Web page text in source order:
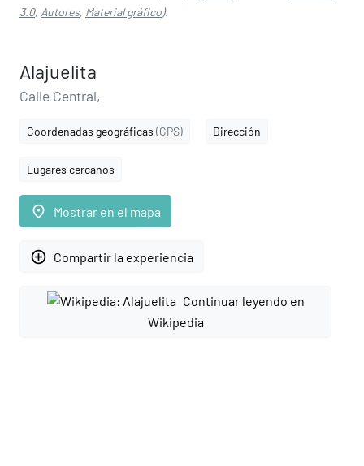
3.0, Autores, Material gráfico).
Alajuelita
Calle Central,
Coordenadas geográficas (GPS) Dirección
Lugares cercanos
place Mostrar en el mapa
add_circle_outline Compartir la experiencia
Continuar leyendo en
Wikipedia